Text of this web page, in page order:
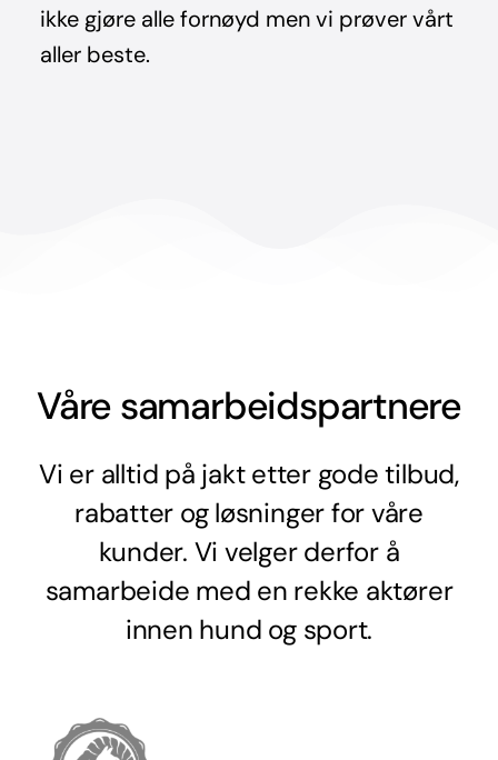
ikke gjøre alle fornøyd men vi prøver vårt
aller beste.
Våre samarbeidspartnere
Vi er alltid på jakt etter gode tilbud,
rabatter og løsninger for våre
kunder. Vi velger derfor å
samarbeide med en rekke aktører
innen hund og sport.